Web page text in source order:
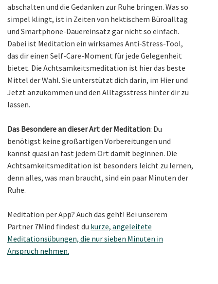
abschalten und die Gedanken zur Ruhe bringen. Was so
simpel klingt, ist in Zeiten von hektischem Büroalltag
und Smartphone-Dauereinsatz gar nicht so einfach.
Dabei ist Meditation ein wirksames Anti-Stress-Tool,
das dir einen Self-Care-Moment für jede Gelegenheit
bietet. Die Achtsamkeitsmeditation ist hier das beste
Mittel der Wahl. Sie unterstützt dich darin, im Hier und
Jetzt anzukommen und den Alltagsstress hinter dir zu
lassen.
Das Besondere an dieser Art der Meditation: Du
benötigst keine großartigen Vorbereitungen und
kannst quasi an fast jedem Ort damit beginnen. Die
Achtsamkeitsmeditation ist besonders leicht zu lernen,
denn alles, was man braucht, sind ein paar Minuten der
Ruhe.
Meditation per App? Auch das geht! Bei unserem
Partner 7Mind findest du kurze, angeleitete
Meditationsübungen, die nur sieben Minuten in
Anspruch nehmen.